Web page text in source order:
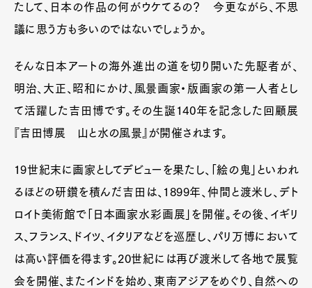
たして、日本の作品の何がウケてるの？ 今更ながら、不思
議に思う方も多いのではないでしょうか。
そんな日本アートの海外進出の道を切り開いた先駆者が、
明治、大正、昭和にかけ、風景画家・版画家の第一人者とし
て活躍した吉田博です。その生誕140年を記念した回顧展
『吉田博展 山と水の風景』が開催されます。
19世紀末に画家としてデビューを果たし、「絵の鬼」といわれ
るほどの研鑽を積んだ吉田は、1899年、仲間と渡米し、デト
ロイト美術館で「日本画家水彩画展」を開催。その後、イギリ
ス、フランス、ドイツ、イタリアなどを巡歴し、パリ万博において
は高い評価を得ます。20世紀には再び渡米して各地で展覧
会を開催、またインドを始め、東南アジアをめぐり、自然への